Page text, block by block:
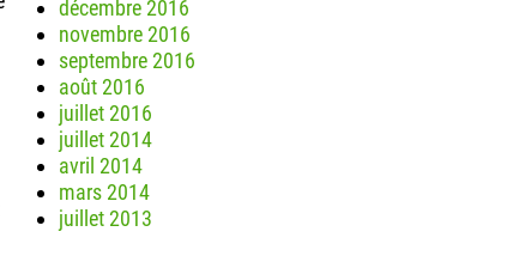
décembre 2016
novembre 2016
septembre 2016
août 2016
juillet 2016
juillet 2014
avril 2014
mars 2014
juillet 2013